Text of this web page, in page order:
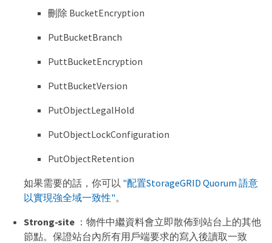
刪除 BucketEncryption
PutBucketBranch
PuttBucketEncryption
PuttBucketVersion
PutObjectLegalHold
PutObjectLockConfiguration
PutObjectRetention
如果需要的話，你可以 "配置StorageGRID Quorum 語意
以實現強全域一致性"。
Strong-site ：物件中繼資料會立即散佈到站台上的其他
節點。保證站台內所有用戶端要求的寫入後讀取一致